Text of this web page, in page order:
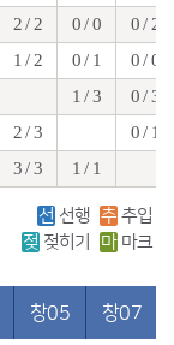
2 / 2 0 / 0 0 / 2
1 / 2 0 / 1 0 / 0
1 / 3 0 / 3
2 / 3 0 / 1
3 / 3 1 / 1
선 선행 추 추입
젖 젖히기 마 마크
창05 창07